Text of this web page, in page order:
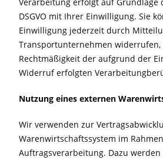
DSGVO mit Ihrer Einwilligung. Sie
Einwilligung jederzeit durch
Transportunternehmen widerrufen,
Rechtmäßigkeit der aufgrund der
Widerruf erfolgten
Nutzung eines externen
Wir verwenden zur
Warenwirtschaftssystem im
Auftragsverarbeitung. Dazu